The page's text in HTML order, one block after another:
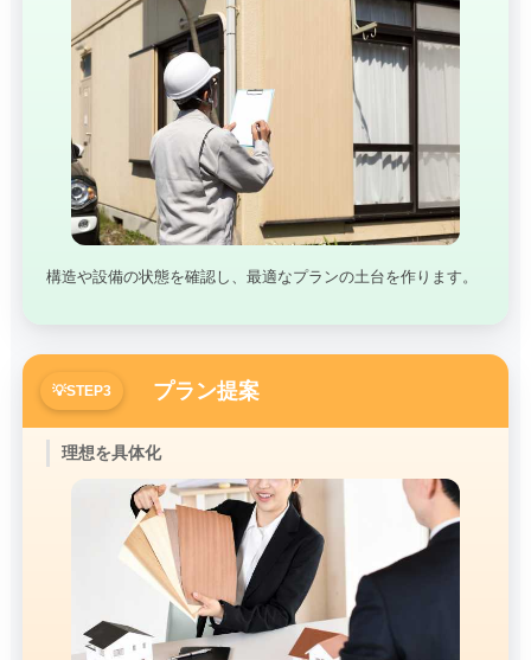
構造や設備の状態を確認し、最適なプランの土台を作ります。
プラン提案
理想を具体化